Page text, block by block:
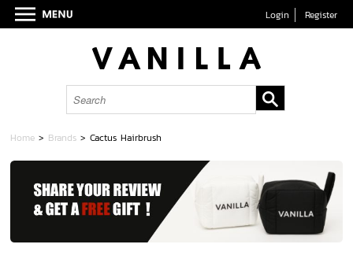
Login Register
Home > Brands >Cactus Hairbrush